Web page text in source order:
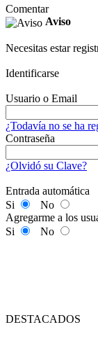
Comentar
Aviso
Necesitas estar
Identificarse
Usuario o Email
¿Todavía no se ha
Contraseña
¿Olvidó su Clave?
Entrada automática
Si
No
Agregarme a los
Si
No
DESTACADOS